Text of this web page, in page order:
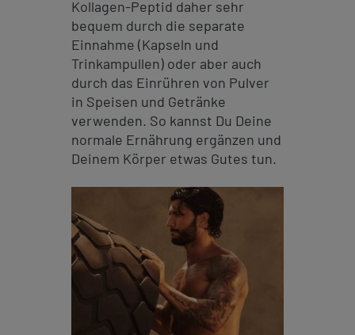
Kollagen-Peptid daher sehr
bequem durch die separate
Einnahme (Kapseln und
Trinkampullen) oder aber auch
durch das Einrühren von Pulver
in Speisen und Getränke
verwenden. So kannst Du Deine
normale Ernährung ergänzen und
Deinem Körper etwas Gutes tun.